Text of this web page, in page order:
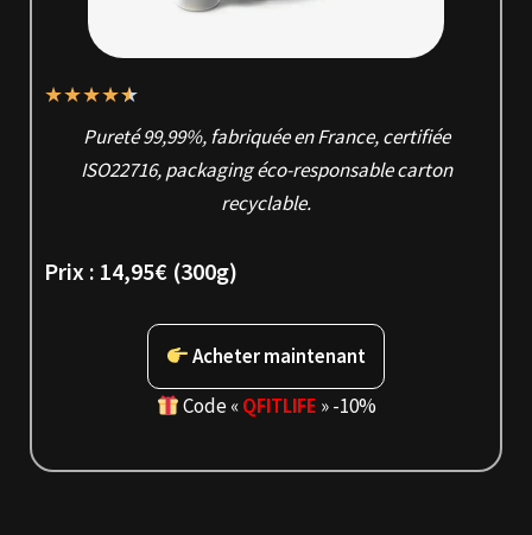
★★★★★
Pureté 99,99%, fabriquée en France, certifiée
ISO22716, packaging éco-responsable carton
recyclable.
Prix : 14,95€ (300g)
Acheter maintenant
Code «QFITLIFE » -10%